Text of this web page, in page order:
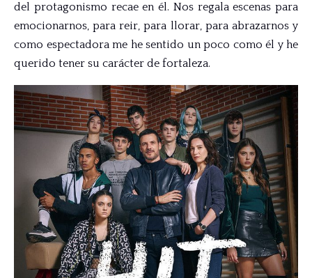
del protagonismo recae en él. Nos regala escenas para
emocionarnos, para reir, para llorar, para abrazarnos y
como espectadora me he sentido un poco como él y he
querido tener su carácter de fortaleza.